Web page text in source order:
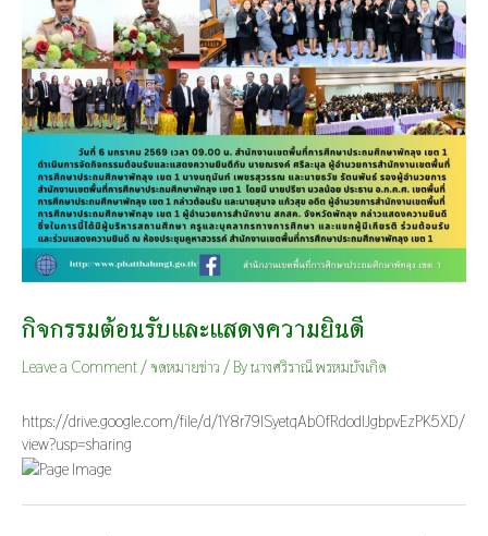
กิจกรรมต้อนรับและแสดงความยินดี
Leave a Comment /จดหมายข่าว / Byนางศริราณี พรหมบังเกิด
https://drive.google.com/file/d/1Y8r79lSyetqAb0fRdodIJgbpvEzPK5XD/
view?usp=sharing